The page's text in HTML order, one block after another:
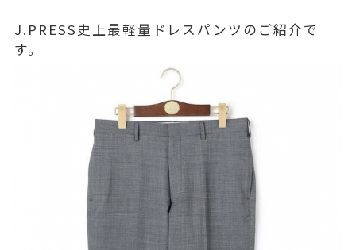
J.PRESS史上最軽量ドレスパンツのご紹介で
す。